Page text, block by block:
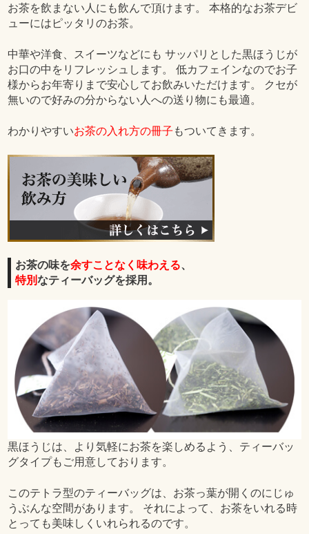
お茶を飲まない人にも飲んで頂けます。 本格的なお茶デビ
ューにはピッタリのお茶。
中華や洋食、スイーツなどにも サッパリとした黒ほうじが
お口の中をリフレッシュします。 低カフェインなのでお子
様からお年寄りまで安心してお飲みいただけます。 クセが
無いので好みの分からない人への送り物にも最適。
わかりやすいお茶の入れ方の冊子 もついてきます。
お茶の味を余すことなく味わえる、
特別なティーバッグを採用。
黒ほうじは、より気軽にお茶を楽しめるよう、ティーバッ
グタイプもご用意しております。
このテトラ型のティーバッグは、お茶っ葉が開くのにじゅ
うぶんな空間があります。 それによって、お茶をいれる時
とっても美味しくいれられるのです。